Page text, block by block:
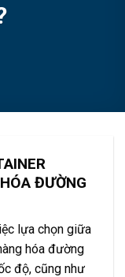
ĐƯỜNG
lựa chọn giữa
hóa đường
độ, cũng như